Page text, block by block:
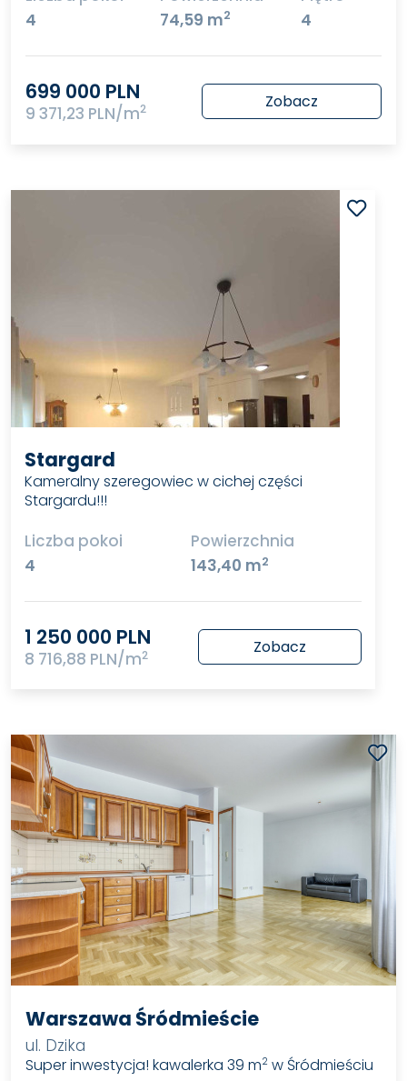
4
74,59 m2
4
699 000 PLN
9 371,23 PLN/m2 Zobacz
Stargard
Kameralny szeregowiec w cichej części
Stargardu!!!
Liczba pokoi
4
Powierzchnia
143,40 m2
1 250 000 PLN
8 716,88 PLN/m2 Zobacz
Warszawa Śródmieście
ul. Dzika
Super inwestycja! kawalerka 39 m2 w Śródmieściu